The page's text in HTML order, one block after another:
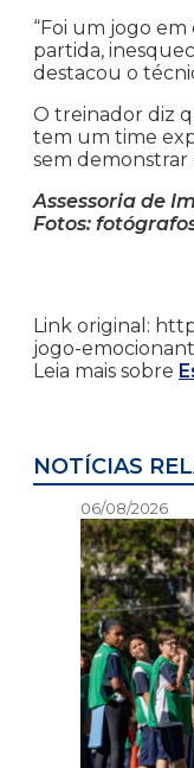
“Foi um jogo
partida,
destacou o
O treinador diz
tem um time
sem
Assessoria de
Fotos:
Link original:
jogo-
Leia mais sobre
NOTÍCIAS
06/08/2026